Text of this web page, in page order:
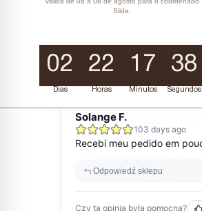
Slide.
02
Dias
22
Horas
17
Minutos
37
Segundos